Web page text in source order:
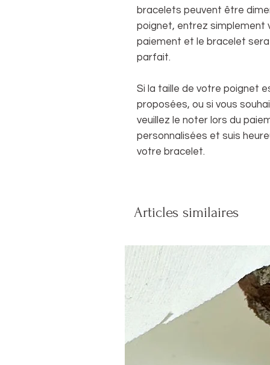
bracelets peuvent être
poignet, entrez simplement
paiement et le bracelet
parfait.
Si la taille de votre poignet
proposées, ou si vous
veuillez le noter lors du
personnalisées et suis
votre bracelet.
Articles similaires